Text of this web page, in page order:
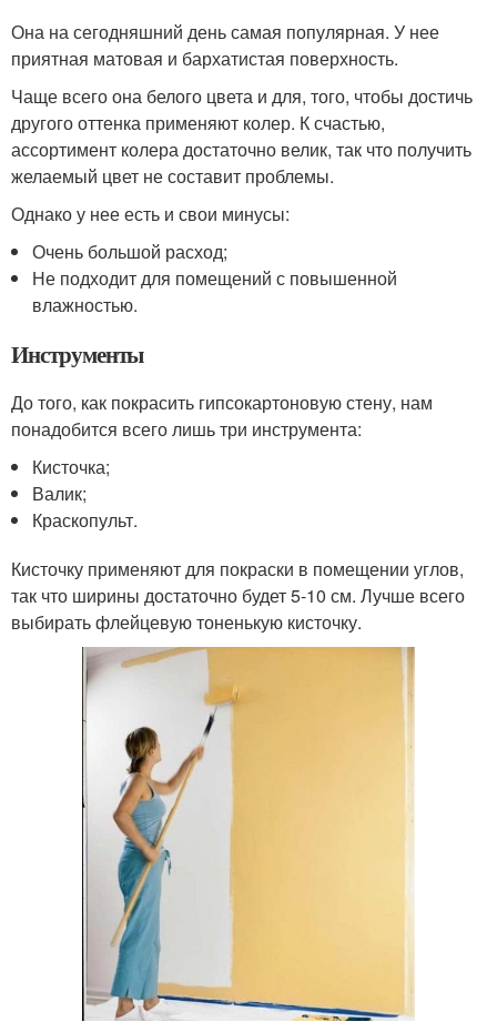
Она на сегодняшний день самая популярная. У нее
приятная матовая и бархатистая поверхность.
Чаще всего она белого цвета и для, того, чтобы достичь
другого оттенка применяют колер. К счастью,
ассортимент колера достаточно велик, так что получить
желаемый цвет не составит проблемы.
Однако у нее есть и свои минусы:
Очень большой расход;
Не подходит для помещений с повышенной
влажностью.
Инструменты
До того, как покрасить гипсокартоновую стену, нам
понадобится всего лишь три инструмента:
Кисточка;
Валик;
Краскопульт.
Кисточку применяют для покраски в помещении углов,
так что ширины достаточно будет 5-10 см. Лучше всего
выбирать флейцевую тоненькую кисточку.